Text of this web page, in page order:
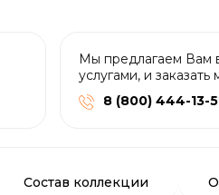
Мы предлагаем Вам
услугами, и
8 (800) 444-13-
Состав коллекции